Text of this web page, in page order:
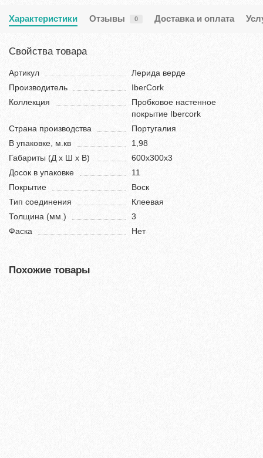
Характеристики Отзывы 0 Доставка и оплата
Свойства товара
Артикул
Лерида верде
Производитель
IberCork
Коллекция
Пробковое настенное
покрытие Ibercork
Страна производства
Португалия
В упаковке, м.кв
1,98
Габариты (Д х Ш х В)
600х300х3
Досок в упаковке
11
Покрытие
Воск
Тип соединения
Клеевая
Толщина (мм.)
3
Фаска
Нет
Похожие товары